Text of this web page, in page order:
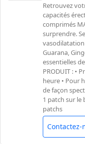
Retrouvez
capacités
comprimés
surprendre.
vasodilatation
Guarana,
essentielles
PRODUIT : •
heure • Pour
de façon
1 patch sur le
patchs
Contactez-